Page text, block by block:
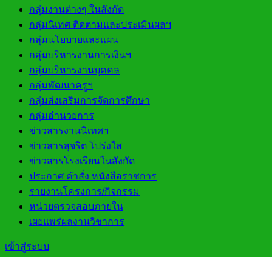
กลุ่มงานต่างๆ ในสังกัด
กลุ่มนิเทศ ติดตามและประเมินผลฯ
กลุ่มนโยบายและแผน
กลุ่มบริหารงานการเงินฯ
กลุ่มบริหารงานบุคคล
กลุ่มพัฒนาครูฯ
กลุ่มส่งเสริมการจัดการศึกษา
กลุ่มอำนวยการ
ข่าวสารงานนิเทศฯ
ข่าวสารสุจริต โปร่งใส
ข่าวสารโรงเรียนในสังกัด
ประกาศ คำสั่ง หนังสือราชการ
รายงานโครงการ/กิจกรรม
หน่วยตรวจสอบภายใน
เผยแพร่ผลงานวิชาการ
เข้าสู่ระบบ